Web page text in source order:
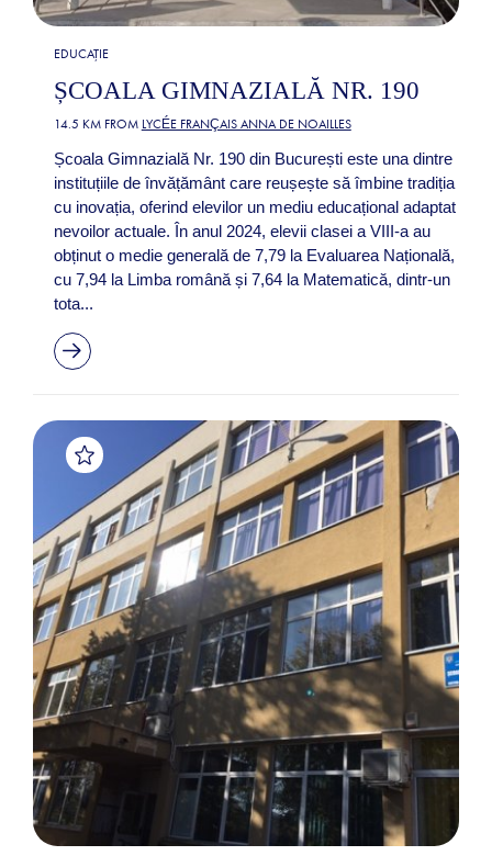
EDUCAȚIE
ȘCOALA GIMNAZIALĂ NR. 190
14.5 KM FROM LYCÉE FRANÇAIS ANNA DE NOAILLES
Școala Gimnazială Nr. 190 din București este una dintre
instituțiile de învățământ care reușește să îmbine tradiția
cu inovația, oferind elevilor un mediu educațional adaptat
nevoilor actuale. În anul 2024, elevii clasei a VIII-a au
obținut o medie generală de 7,79 la Evaluarea Națională,
cu 7,94 la Limba română și 7,64 la Matematică, dintr-un
tota...